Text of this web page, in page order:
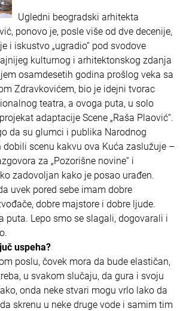
Ugledni beogradski arhitekta
ponovo je, posle više od dve decenije,
i iskustvo „ugradio“ pod svodove
kulturnog i arhitektonskog zdanja
osamdesetih godina prošlog veka sa
Zdravkovićem, bio je idejni tvorac
teatra, a ovoga puta, u solo
adaptacije Scene „Raša Plaović“.
da su glumci i publika Narodnog
scenu kakvu ova Kuća zaslužuje –
za „Pozorišne novine“ i
zadovoljan kako je posao urađen.
uvek pored sebe imam dobre
dobre majstore i dobre ljude.
puta. Lepo smo se slagali, dogovarali i
uspeha?
poslu, čovek mora da bude elastičan,
u svakom slučaju, da gura i svoju
onda neke stvari mogu vrlo lako da
skrenu u neke druge vode i samim tim